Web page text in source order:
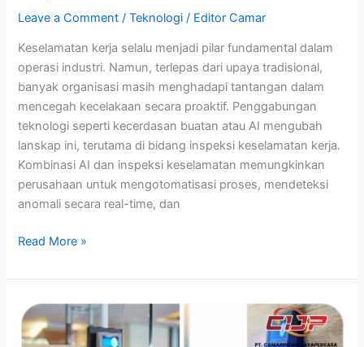
Leave a Comment /Teknologi / Editor Camar
Keselamatan kerja selalu menjadi pilar fundamental dalam
operasi industri. Namun, terlepas dari upaya tradisional,
banyak organisasi masih menghadapi tantangan dalam
mencegah kecelakaan secara proaktif. Penggabungan
teknologi seperti kecerdasan buatan atau AI mengubah
lanskap ini, terutama di bidang inspeksi keselamatan kerja.
Kombinasi AI dan inspeksi keselamatan memungkinkan
perusahaan untuk mengotomatisasi proses, mendeteksi
anomali secara real-time, dan
Read More »
Evolusi
Sistem